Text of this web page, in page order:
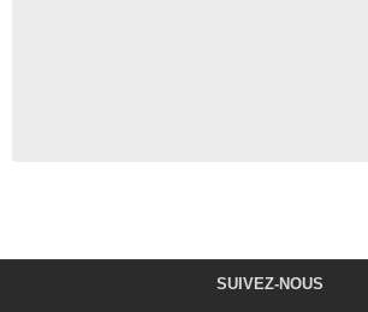
SUIVEZ-NOUS